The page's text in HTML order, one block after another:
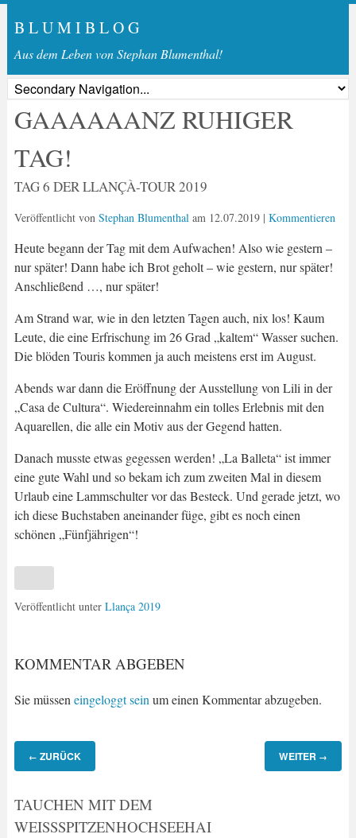
B L U M I B L O G
Aus dem Leben von Stephan Blumenthal!
GAAAAAANZ RUHIGER
TAG!
TAG 6 DER LLANÇÀ-TOUR 2019
Veröffentlicht von Stephan Blumenthalam 12.07.2019| Kommentieren
Heute begann der Tag mit dem Aufwachen! Also wie gestern –
nur später! Dann habe ich Brot geholt – wie gestern, nur später!
Anschließend …, nur später!
Am Strand war, wie in den letzten Tagen auch, nix los! Kaum
Leute, die eine Erfrischung im 26 Grad „kaltem“ Wasser suchen.
Die blöden Touris kommen ja auch meistens erst im August.
Abends war dann die Eröffnung der Ausstellung von Lili in der
„Casa de Cultura“. Wiedereinnahm ein tolles Erlebnis mit den
Aquarellen, die alle ein Motiv aus der Gegend hatten.
Danach musste etwas gegessen werden! „La Balleta“ ist immer
eine gute Wahl und so bekam ich zum zweiten Mal in diesem
Urlaub eine Lammschulter vor das Besteck. Und gerade jetzt, wo
ich diese Buchstaben aneinander füge, gibt es noch einen
schönen „Fünfjährigen“!
Veröffentlicht unter Llança 2019
KOMMENTAR ABGEBEN
Sie müssen eingeloggt sein um einen Kommentar abzugeben.
← ZURÜCK WEITER →
TAUCHEN MIT DEM
WEISSSPITZENHOCHSEEHAI